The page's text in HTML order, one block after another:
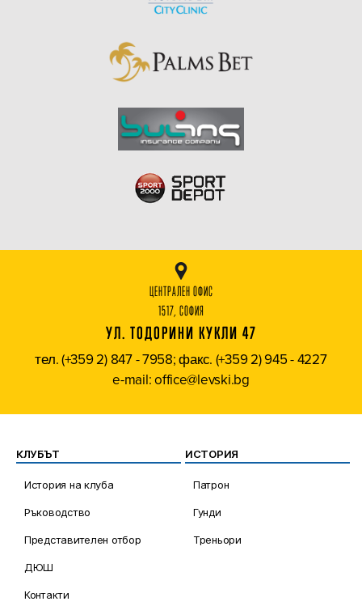
ЦЕНТРАЛЕН ОФИС
1517, СОФИЯ
УЛ. ТОДОРИНИ КУКЛИ 47
тел. (+359 2) 847 - 7958; факс. (+359 2) 945 - 4227
e-mail: office@levski.bg
КЛУБЪТ
История на клуба
Ръководство
Представителен отбор
ДЮШ
Контакти
ИСТОРИЯ
Патрон
Гунди
Треньори